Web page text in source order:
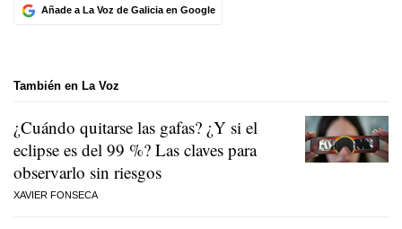
Añade a La Voz de Galicia en Google
También en La Voz
¿Cuándo quitarse las gafas? ¿Y si el
eclipse es del 99 %? Las claves para
observarlo sin riesgos
XAVIER FONSECA